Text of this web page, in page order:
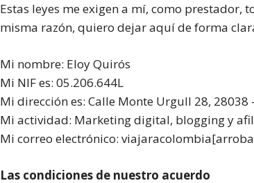
Estas leyes me exigen a mí, como
misma razón, quiero dejar aquí de forma
Mi nombre: Eloy Quirós
Mi NIF es: 05.206.644L
Mi dirección es: Calle Monte Urgull 28,
Mi actividad: Marketing digital, blogging y
Mi correo electrónico:
Las condiciones de nuestro acuerdo